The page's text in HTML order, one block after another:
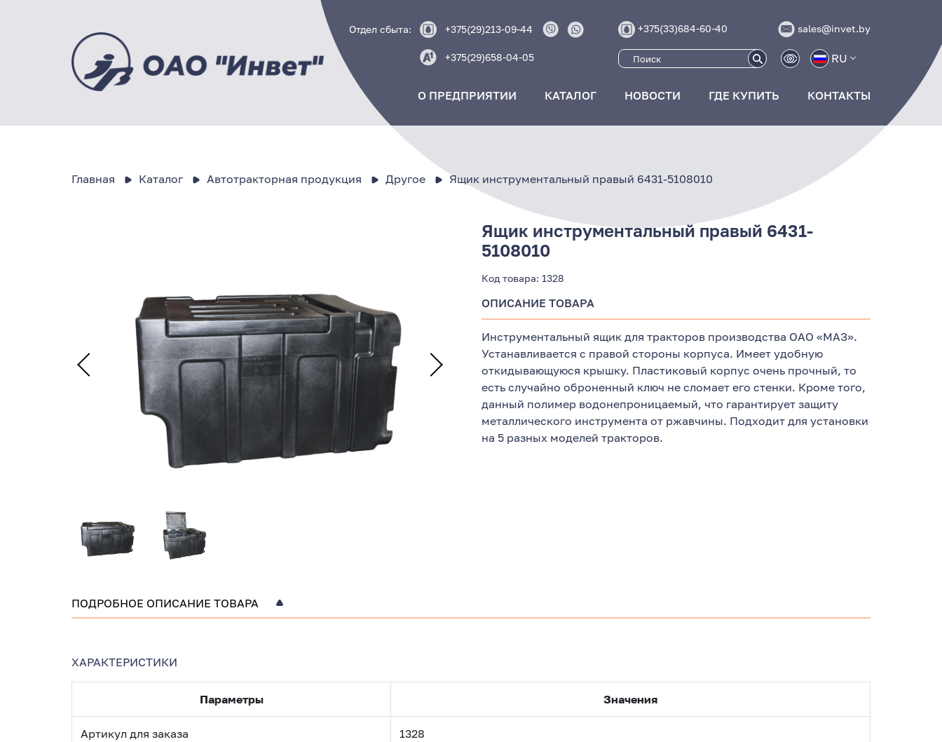
Отдел сбыта: +375(29)213-09-44
+375(29)658-04-05
+375(33)684-60-40 sales@invet.by
RU
О ПРЕДПРИЯТИИ КАТАЛОГ НОВОСТИ ГДЕ КУПИТЬ КОНТАКТЫ
Главная Каталог Автотракторная продукция Другое Ящик инструментальный правый 6431-5108010
Ящик инструментальный правый 6431-
5108010
Код товара: 1328
ОПИСАНИЕ ТОВАРА
Инструментальный ящик для тракторов производства ОАО «МАЗ».
Устанавливается с правой стороны корпуса. Имеет удобную
откидывающуюся крышку. Пластиковый корпус очень прочный, то
есть случайно оброненный ключ не сломает его стенки. Кроме того,
данный полимер водонепроницаемый, что гарантирует защиту
металлического инструмента от ржавчины. Подходит для установки
на 5 разных моделей тракторов.
ПОДРОБНОЕ ОПИСАНИЕ ТОВАРА
ХАРАКТЕРИСТИКИ
Параметры Значения
Артикул для заказа 1328